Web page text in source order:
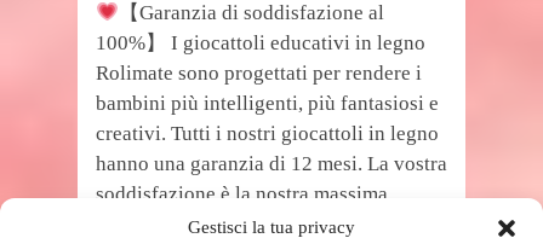
Gestisci la tua privacy
【Garanzia di soddisfazione al
100%】 I giocattoli educativi in ​​legno
Rolimate sono progettati per rendere i
bambini più intelligenti, più fantasiosi e
creativi. Tutti i nostri giocattoli in legno
hanno una garanzia di 12 mesi. La vostra
soddisfazione è la nostra massima
ricerca. Per qualsiasi domanda, ti